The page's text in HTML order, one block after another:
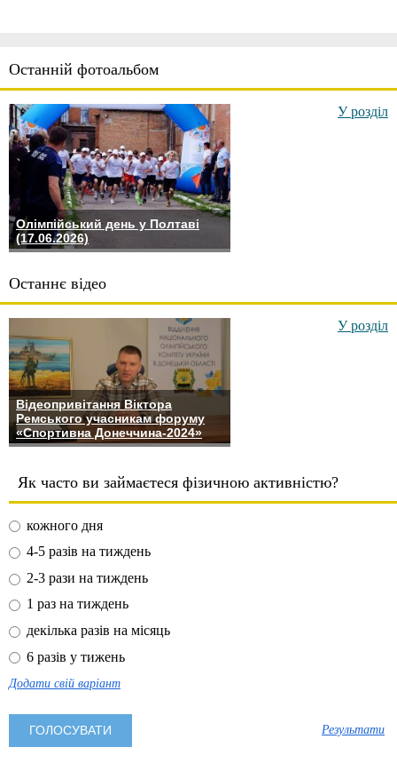
Останній фотоальбом
Олімпійський день у Полтаві
(17.06.2026)
У розділ
Останнє відео
Відеопривітання Віктора
Ремського учасникам форуму
«Спортивна Донеччина-2024»
У розділ
Як часто ви займаєтеся фізичною активністю?
кожного дня
4-5 разів на тиждень
2-3 рази на тиждень
1 раз на тиждень
декілька разів на місяць
6 разів у тижень
Додати свій варіант
Результати